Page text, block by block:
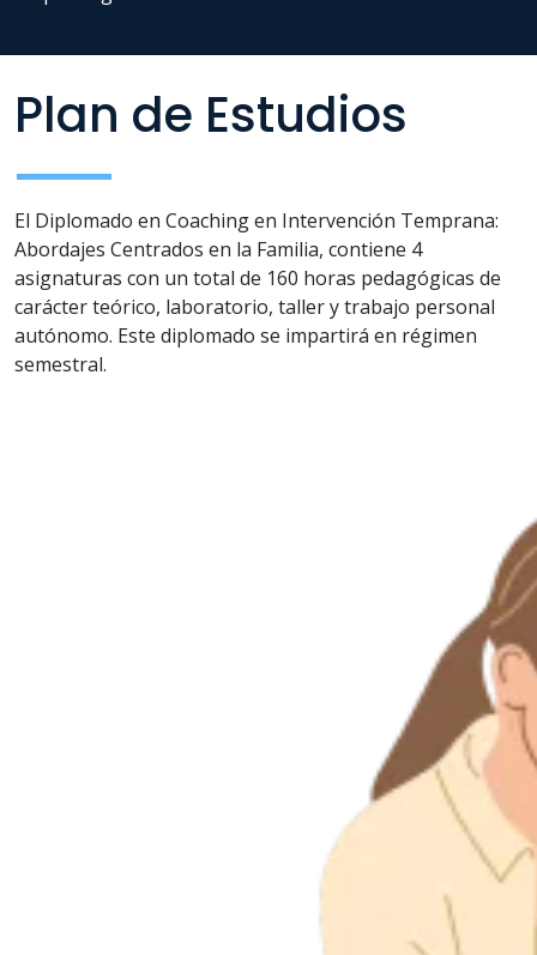
Plan de Estudios
El Diplomado en Coaching en Intervención Temprana:
Abordajes Centrados en la Familia, contiene 4
asignaturas con un total de 160 horas pedagógicas de
carácter teórico, laboratorio, taller y trabajo personal
autónomo. Este diplomado se impartirá en régimen
semestral.